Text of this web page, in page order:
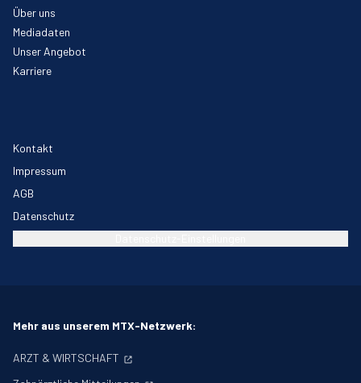
Über uns
Mediadaten
Unser Angebot
Karriere
Kontakt
Impressum
AGB
Datenschutz
Mehr aus unserem MTX-Netzwerk:
ARZT & WIRTSCHAFT